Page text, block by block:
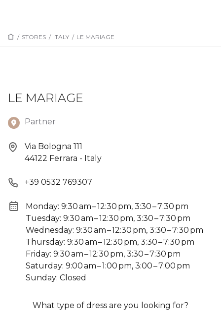
/ STORES / ITALY / LE MARIAGE
LE MARIAGE
Partner
Via Bologna 111
44122 Ferrara - Italy
+39 0532 769307
Monday: 9:30 am – 12:30 pm, 3:30 – 7:30 pm
Tuesday: 9:30 am – 12:30 pm, 3:30 – 7:30 pm
Wednesday: 9:30 am – 12:30 pm, 3:30 – 7:30 pm
Thursday: 9:30 am – 12:30 pm, 3:30 – 7:30 pm
Friday: 9:30 am – 12:30 pm, 3:30 – 7:30 pm
Saturday: 9:00 am – 1:00 pm, 3:00 – 7:00 pm
Sunday: Closed
What type of dress are you looking for?